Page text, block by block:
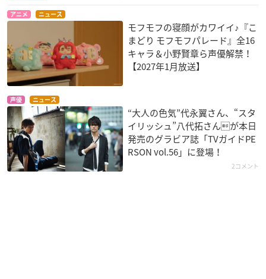
アニメ ニュース
モフモフの寝顔がカワイイ♪『こ
まどり モフモフパレード』全16
キャラ＆小野賢章ら声優解禁！
【2027年1月放送】
声優 ニュース
“大人の色気”代永翼さん、“スタ
イリッシュ”八代拓さんが本日
発売のグラビア誌「TVガイドPE
RSON vol.56」に登場！
2コメント